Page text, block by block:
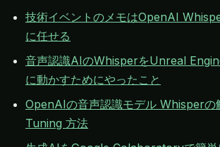
技術イベントのメモはOpenAI
に任せる
音声認識AIのWhisperをUnreal
に動かすためにやったこと
OpenAIの音声認識モデル Whisperの
Tuning 方法